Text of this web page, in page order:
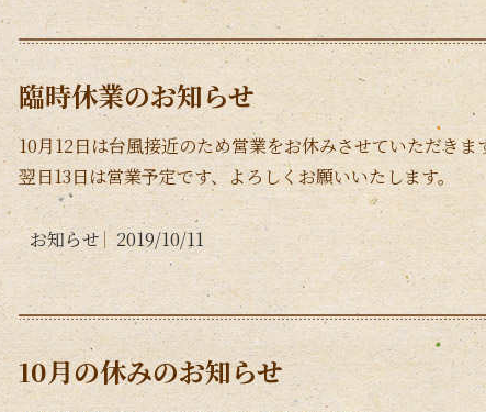
臨時休業のお知らせ
10月12日は台風接近のため営業をお休みさせていただきま
翌日13日は営業予定です、よろしくお願いいたします。
お知らせ 2019/10/11
10月の休みのお知らせ